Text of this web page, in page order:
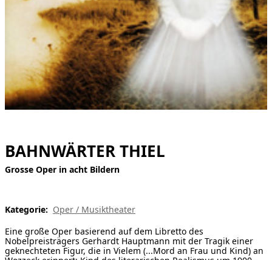
BAHNWÄRTER THIEL
Grosse Oper in acht Bildern
Kategorie: Oper / Musiktheater
Eine große Oper basierend auf dem Libretto des
Nobelpreisträgers Gerhardt Hauptmann mit der Tragik einer
geknechteten Figur, die in Vielem (...Mord an Frau und Kind) an